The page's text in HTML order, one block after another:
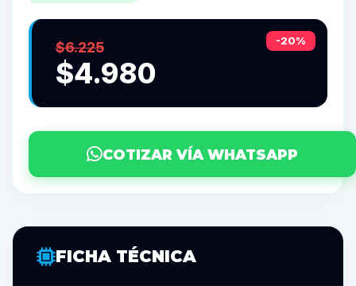
-20%
$6.225
$4.980
COTIZAR VÍA WHATSAPP
FICHA TÉCNICA